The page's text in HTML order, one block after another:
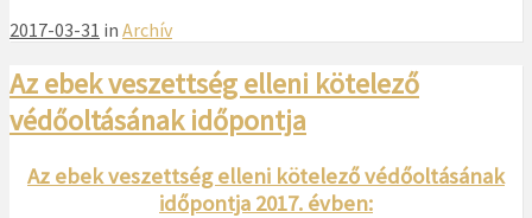
2017-03-31 in Archív
Az ebek veszettség elleni kötelező
védőoltásának időpontja
Az ebek veszettség elleni kötelező védőoltásának
időpontja 2017. évben: